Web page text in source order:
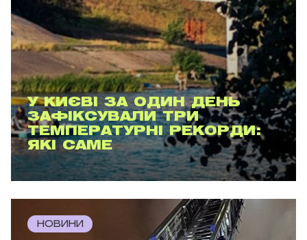
У КИЄВІ ЗА ОДИН ДЕНЬ
ЗАФІКСУВАЛИ ТРИ
ТЕМПЕРАТУРНІ РЕКОРДИ:
ЯКІ САМЕ
НОВИНИ